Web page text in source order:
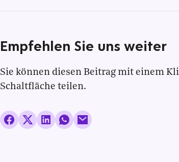
Empfehlen Sie uns weiter
Sie können diesen Beitrag mit einem
Schaltfläche teilen.